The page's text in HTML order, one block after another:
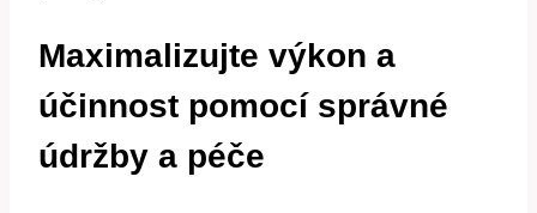
Maximalizujte výkon a
účinnost pomocí správné
údržby a péče